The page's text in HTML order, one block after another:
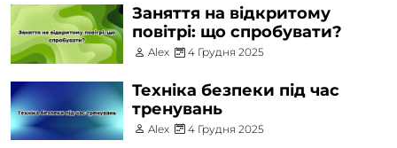
Заняття на відкритому
повітрі: що спробувати?
Alex 4 Грудня 2025
Техніка безпеки під час
тренувань
Alex 4 Грудня 2025